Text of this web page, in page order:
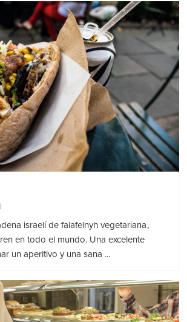
israelí de falafelnyh vegetariana,
en todo el mundo. Una excelente
un aperitivo y una sana ...